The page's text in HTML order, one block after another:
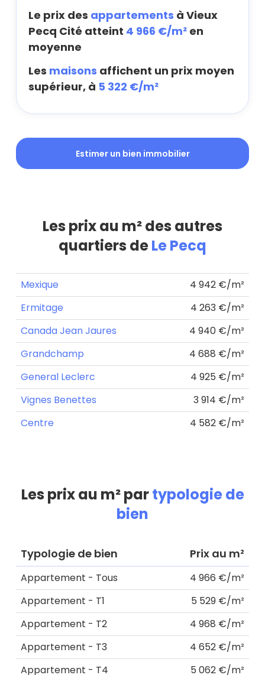
Le prix des appartements à Vieux
Pecq Cité atteint 4 966 €/m² en
moyenne
Les maisons affichent un prix moyen
supérieur, à 5 322 €/m²
Estimer un bien immobilier
Les prix au m² des autres
quartiers deLe Pecq
Mexique
4 942 €/m²
Ermitage
4 263 €/m²
Canada Jean Jaures
4 940 €/m²
Grandchamp
4 688 €/m²
General Leclerc
4 925 €/m²
Vignes Benettes
3 914 €/m²
Centre
4 582 €/m²
Les prix au m² partypologie de
bien
Typologie de bien Prix au m²
Appartement - Tous
4 966 €/m²
Appartement - T1
5 529 €/m²
Appartement - T2
4 968 €/m²
Appartement - T3
4 652 €/m²
Appartement - T4
5 062 €/m²